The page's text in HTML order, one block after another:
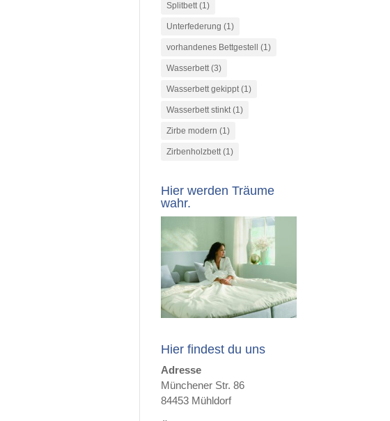
Splitbett(1)
Unterfederung (1)
vorhandenes Bettgestell (1)
Wasserbett(3)
Wasserbett gekippt(1)
Wasserbett stinkt(1)
Zirbe modern (1)
Zirbenholzbett(1)
Hier werden Träume
wahr.
Hier findest du uns
Adresse
Münchener Str. 86
84453 Mühldorf